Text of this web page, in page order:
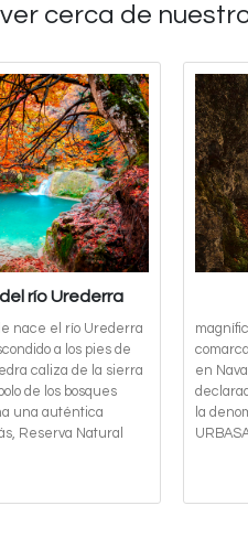
cerca de
río Urederra
nace el río Urederra
a los pies de
caliza de la sierra
de los bosques
una auténtica
Reserva Natural
en
la